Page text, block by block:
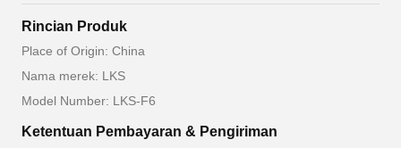
Rincian Produk
Place of Origin: China
Nama merek: LKS
Model Number: LKS-F6
Ketentuan Pembayaran & Pengiriman